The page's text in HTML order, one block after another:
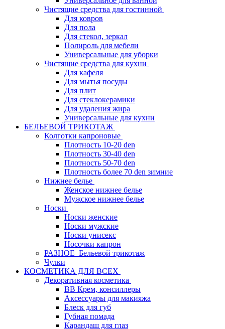
Чистящие средства для гостинной
Для ковров
Для пола
Для стекол, зеркал
Полироль для мебели
Универсальные для уборки
Чистящие средства для кухни
Для кафеля
Для мытья посуды
Для плит
Для стеклокерамики
Для удаления жира
Универсальные для кухни
БЕЛЬЕВОЙ ТРИКОТАЖ
Колготки капроновые
Плотность 10-20 den
Плотность 30-40 den
Плотность 50-70 den
Плотность более 70 den зимние
Нижнее белье
Женское нижнее белье
Мужское нижнее белье
Носки
Носки женские
Носки мужские
Носки унисекс
Носочки капрон
РАЗНОЕ_Бельевой трикотаж
Чулки
КОСМЕТИКА ДЛЯ ВСЕХ
Декоративная косметика
BB Крем, консиллеры
Аксессуары для макияжа
Блеск для губ
Губная помада
Карандаш для глаз